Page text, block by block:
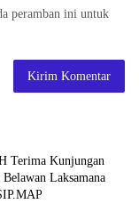
peramban ini untuk
Terima Kunjungan
Laksamana